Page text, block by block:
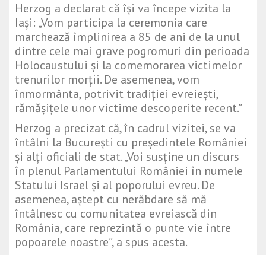
Herzog a declarat că își va începe vizita la
Iași: „Vom participa la ceremonia care
marchează împlinirea a 85 de ani de la unul
dintre cele mai grave pogromuri din perioada
Holocaustului și la comemorarea victimelor
trenurilor morții. De asemenea, vom
înmormânta, potrivit tradiției evreiești,
rămășițele unor victime descoperite recent.”
Herzog a precizat că, în cadrul vizitei, se va
întâlni la București cu președintele României
și alți oficiali de stat. „Voi susține un discurs
în plenul Parlamentului României în numele
Statului Israel și al poporului evreu. De
asemenea, aștept cu nerăbdare să mă
întâlnesc cu comunitatea evreiască din
România, care reprezintă o punte vie între
popoarele noastre”, a spus acesta.